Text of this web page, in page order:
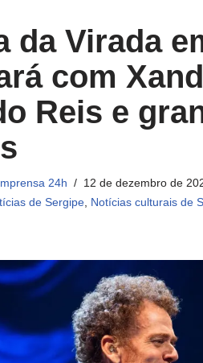
da Virada
com
Reis e
24h
12 de dezembro de
de Sergipe Notícias culturais de